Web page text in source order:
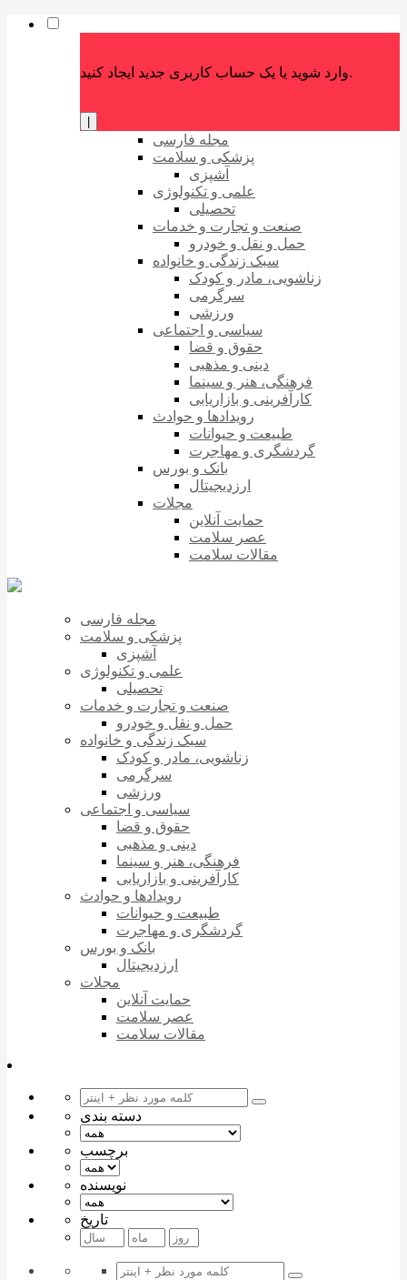
وارد شوید یا یک حساب کاربری جدید ایجاد کنید.
مجله فارسی
پزشکی و سلامت
آشپزی
علمی و تکنولوژی
تحصیلی
صنعت و تجارت و خدمات
حمل و نقل و خودرو
سبک زندگی و خانواده
زناشویی، مادر و کودک
سرگرمی
ورزشی
سیاسی و اجتماعی
حقوق و قضا
دینی و مذهبی
فرهنگی، هنر و سینما
کارآفرینی و بازاریابی
رویدادها و حوادث
طبیعت و حیوانات
گردشگری و مهاجرت
بانک و بورس
ارزدیجیتال
مجلات
حمایت آنلاین
عصر سلامت
مقالات سلامت
مجله فارسی
پزشکی و سلامت
آشپزی
علمی و تکنولوژی
تحصیلی
صنعت و تجارت و خدمات
حمل و نقل و خودرو
سبک زندگی و خانواده
زناشویی، مادر و کودک
سرگرمی
ورزشی
سیاسی و اجتماعی
حقوق و قضا
دینی و مذهبی
فرهنگی، هنر و سینما
کارآفرینی و بازاریابی
رویدادها و حوادث
طبیعت و حیوانات
گردشگری و مهاجرت
بانک و بورس
ارزدیجیتال
مجلات
حمایت آنلاین
عصر سلامت
مقالات سلامت
دسته بندی
برچسب
نویسنده
تاریخ